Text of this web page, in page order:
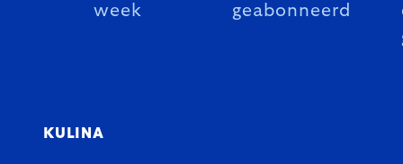
week
geabonneerd
KULINA